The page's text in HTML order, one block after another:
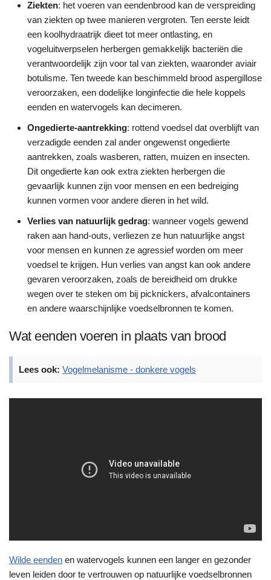
Ziekten: het voeren van eendenbrood kan de verspreiding
van ziekten op twee manieren vergroten. Ten eerste leidt
een koolhydraatrijk dieet tot meer ontlasting, en
vogeluitwerpselen herbergen gemakkelijk bacteriën die
verantwoordelijk zijn voor tal van ziekten, waaronder aviair
botulisme. Ten tweede kan beschimmeld brood aspergillose
veroorzaken, een dodelijke longinfectie die hele koppels
eenden en watervogels kan decimeren.
Ongedierte-aantrekking: rottend voedsel dat overblijft van
verzadigde eenden zal ander ongewenst ongedierte
aantrekken, zoals wasberen, ratten, muizen en insecten.
Dit ongedierte kan ook extra ziekten herbergen die
gevaarlijk kunnen zijn voor mensen en een bedreiging
kunnen vormen voor andere dieren in het wild.
Verlies van natuurlijk gedrag: wanneer vogels gewend
raken aan hand-outs, verliezen ze hun natuurlijke angst
voor mensen en kunnen ze agressief worden om meer
voedsel te krijgen. Hun verlies van angst kan ook andere
gevaren veroorzaken, zoals de bereidheid om drukke
wegen over te steken om bij picknickers, afvalcontainers
en andere waarschijnlijke voedselbronnen te komen.
Wat eenden voeren in plaats van brood
Lees ook: Vogelmelanisme - donkere vogels
Wilde eenden en watervogels kunnen een langer en gezonder
leven leiden door te vertrouwen op natuurlijke voedselbronnen